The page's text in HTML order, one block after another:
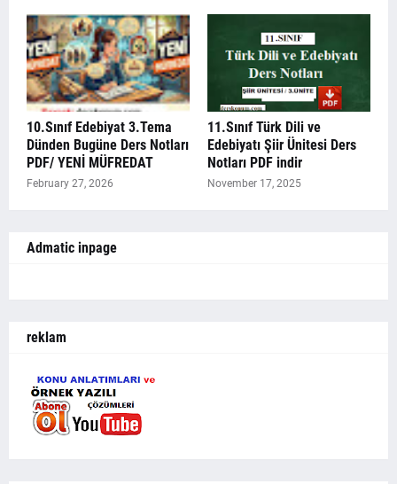
10.Sınıf Edebiyat 3.Tema
Dünden Bugüne Ders Notları
PDF/ YENİ MÜFREDAT
February 27, 2026
11.Sınıf Türk Dili ve
Edebiyatı Şiir Ünitesi Ders
Notları PDF indir
November 17, 2025
Admatic inpage
reklam